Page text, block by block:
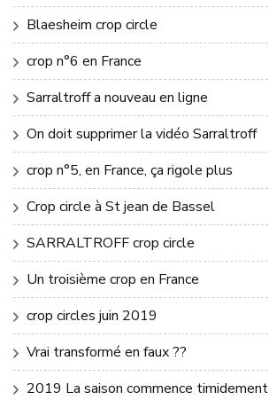
Blaesheim crop circle
crop n°6 en France
Sarraltroff a nouveau en ligne
On doit supprimer la vidéo Sarraltroff
crop n°5, en France, ça rigole plus
Crop circle à St jean de Bassel
SARRALTROFF crop circle
Un troisième crop en France
crop circles juin 2019
Vrai transformé en faux ??
2019 La saison commence timidement